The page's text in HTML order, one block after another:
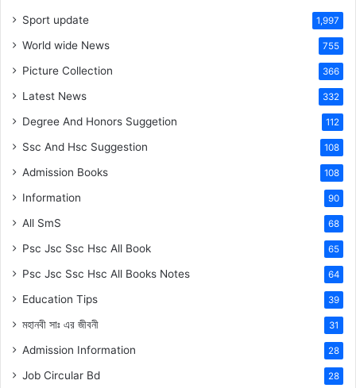
Sport update 1,997
World wide News 755
Picture Collection 366
Latest News 332
Degree And Honors Suggetion 112
Ssc And Hsc Suggestion 108
Admission Books 108
Information 90
All SmS 68
Psc Jsc Ssc Hsc All Book 65
Psc Jsc Ssc Hsc All Books Notes 64
Education Tips 39
মহানবী সাঃ এর জীবনী 31
Admission Information 28
Job Circular Bd 28